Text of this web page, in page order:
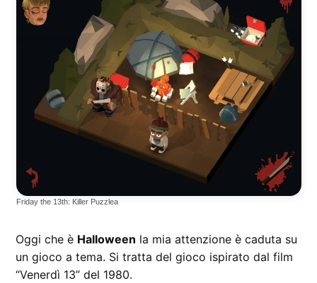
Friday the 13th: Killer Puzzlea
Oggi che è Halloween la mia attenzione è caduta su
un gioco a tema. Si tratta del gioco ispirato dal film
“Venerdì 13” del 1980.